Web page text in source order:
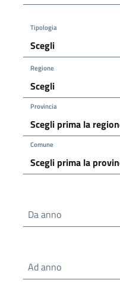
Tipologia
Regione
Provincia
Comune
Da anno
Ad anno